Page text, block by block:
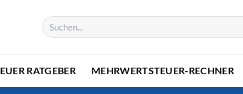
RATGEBER MEHRWERTSTEUER-RECHNER